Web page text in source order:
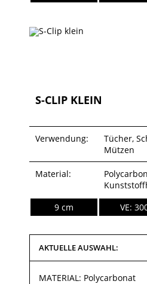
S-CLIP KLEIN
Verwendung:
Tücher,
Mützen
Material:
9 cm
VE:
AKTUELLE AUSWAHL:
MATERIAL: Polycarbonat